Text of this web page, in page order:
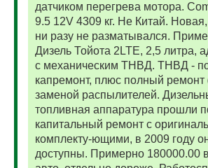
датчиком перегрева мотора.
9.5 12V 4309 кг. Не Китай. Новая,
ни разу не разматывался.
Дизель Тойота 2LTE, 2,5 литра,
с механическим ТНВД. ТНВД -
капремонт, плюс полный ремонт
заменой распылителей.
топливная аппаратура прошли
капитальный ремонт с
комплекту-ющими, в 2009 году
доступны. Примерно 180000.00